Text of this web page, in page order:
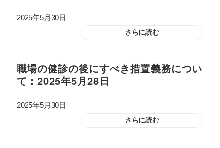
2025年5月30日
さらに読む
職場の健診の後にすべき措置義務につい
て：2025年5月28日
2025年5月30日
さらに読む